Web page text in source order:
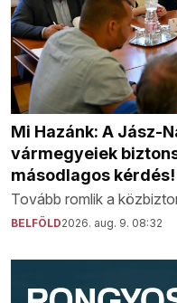
Mi Hazánk: A Jász-
vármegyeiek
másodlagos kérdés!
Tovább romlik a
BELFÖLD2026. aug. 9. 08:32